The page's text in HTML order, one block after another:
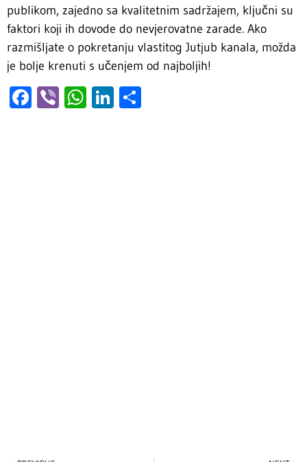
publikom, zajedno sa kvalitetnim sadržajem, ključni su
faktori koji ih dovode do nevjerovatne zarade. Ako
razmišljate o pokretanju vlastitog Jutjub kanala, možda
je bolje krenuti s učenjem od najboljih!
Facebook
ViberWhatsApp
LinkedIn